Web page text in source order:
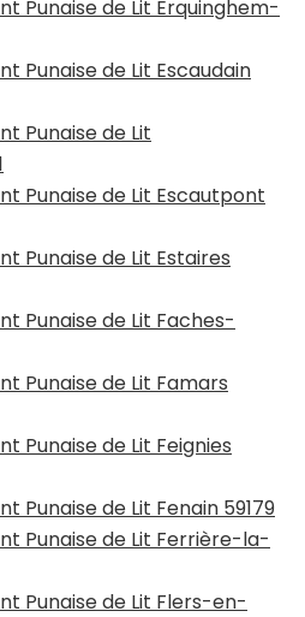
Punaise de Lit Erquinghem-
Punaise de Lit Escaudain
Punaise de Lit
Punaise de Lit Escautpont
Punaise de Lit Estaires
Punaise de Lit Faches-
Punaise de Lit Famars
Punaise de Lit Feignies
Punaise de Lit Fenain 59179
Punaise de Lit Ferrière-la-
Punaise de Lit Flers-en-